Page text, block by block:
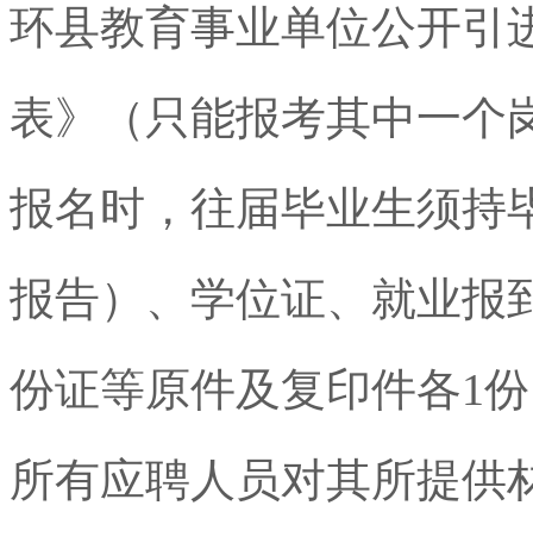
环县教育事业单位公开引
表》（只能报考其中一个
报名时，往届毕业生须持
报告）、学位证、就业报
份证等原件及复印件各1
所有应聘人员对其所提供